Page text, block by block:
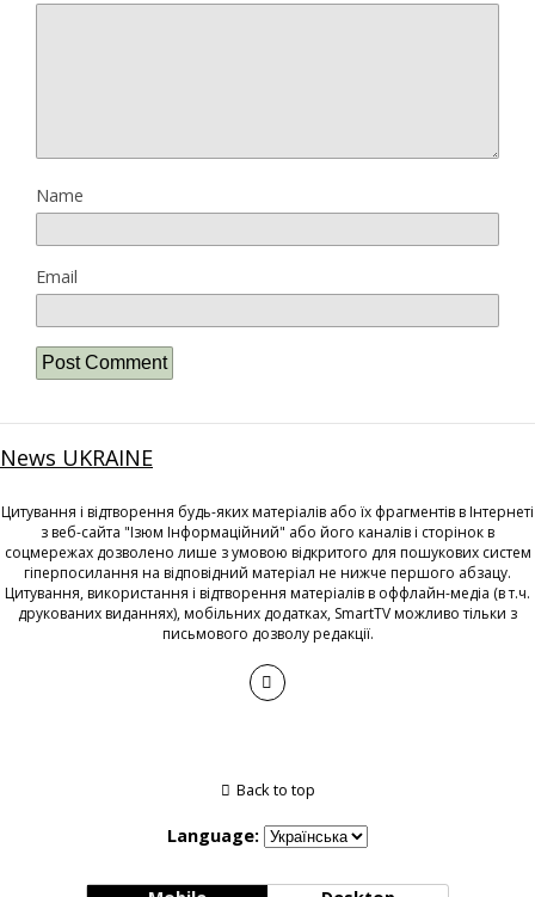
Name
Email
News UKRAINE
Цитування і відтворення будь-яких матеріалів або їх фрагментів в Інтернеті
з веб-сайта "Ізюм Інформаційний" або його каналів і сторінок в
соцмережах дозволено лише з умовою відкритого для пошукових систем
гіперпосилання на відповідний матеріал не нижче першого абзацу.
Цитування, використання і відтворення матеріалів в оффлайн-медіа (в т.ч.
друкованих виданнях), мобільних додатках, SmartTV можливо тільки з
письмового дозволу редакції.
Back to top
Language: